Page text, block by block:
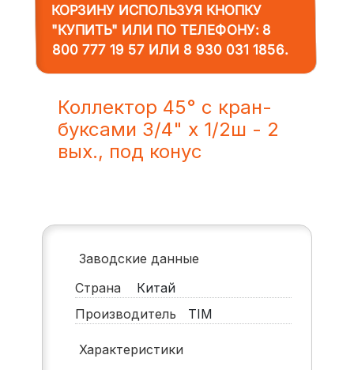
КОРЗИНУ ИСПОЛЬЗУЯ КНОПКУ
"КУПИТЬ" ИЛИ ПО ТЕЛЕФОНУ: 8
800 777 19 57ИЛИ 8 930 031 1856.
Коллектор 45° с кран-
буксами 3/4" х 1/2ш - 2
вых., под конус
Заводские данные
Страна
Китай
Производитель
TIM
Характеристики